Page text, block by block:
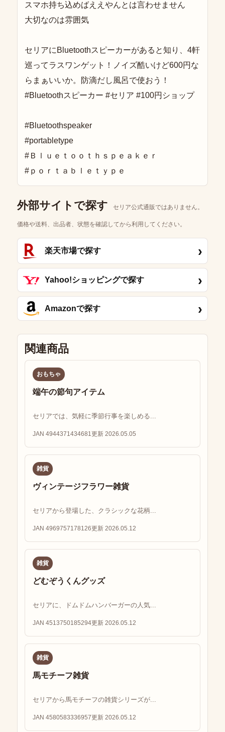
スマホ持ち込めばええやんとは言わせません
大切なのは雰囲気
セリアにBluetoothスピーカーがあると知り、4軒
巡ってラスワンゲット！ノイズ酷いけど600円な
らまぁいいか。防滴だし風呂で使おう！
#Bluetoothスピーカー #セリア #100円ショップ
#Bluetoothspeaker
#portabletype
#Ｂｌｕｅｔｏｏｔｈｓｐｅａｋｅｒ
#ｐｏｒｔａｂｌｅｔｙｐｅ
外部サイトで探す セリア公式通販ではありません。
価格や送料、出品者、状態を確認してから利用してください。
楽天市場で探す ›
Yahoo!ショッピングで探す ›
Amazonで探す ›
関連商品
おもちゃ
端午の節句アイテム
セリアでは、気軽に季節行事を楽しめる...
JAN 4944371434681 更新 2026.05.05
雑貨
ヴィンテージフラワー雑貨
セリアから登場した、クラシックな花柄...
JAN 4969757178126更新 2026.05.12
雑貨
どむぞうくんグッズ
セリアに、ドムドムハンバーガーの人気...
JAN 4513750185294更新 2026.05.12
雑貨
馬モチーフ雑貨
セリアから馬モチーフの雑貨シリーズが...
JAN 4580583336957更新 2026.05.12